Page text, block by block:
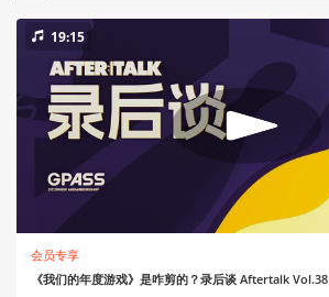
19:15
会员专享
《我们的年度游戏》是咋剪的？录后谈 Aftertalk Vol.38